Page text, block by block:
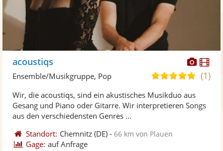
acoustiqs
5,0
5
Sternen
(1)
Ensemble/Musikgruppe, Pop
Wir, die acoustiqs, sind ein akustisches Musikduo aus
Gesang und Piano oder Gitarre. Wir interpretieren Songs
aus den verschiedensten Genres ...
Standort: Chemnitz (DE) -66 km von Plauen
Gage: auf Anfrage